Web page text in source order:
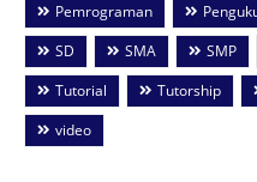
Pemrograman
SD
SMA SMP
Tutorial
Tutorship
video